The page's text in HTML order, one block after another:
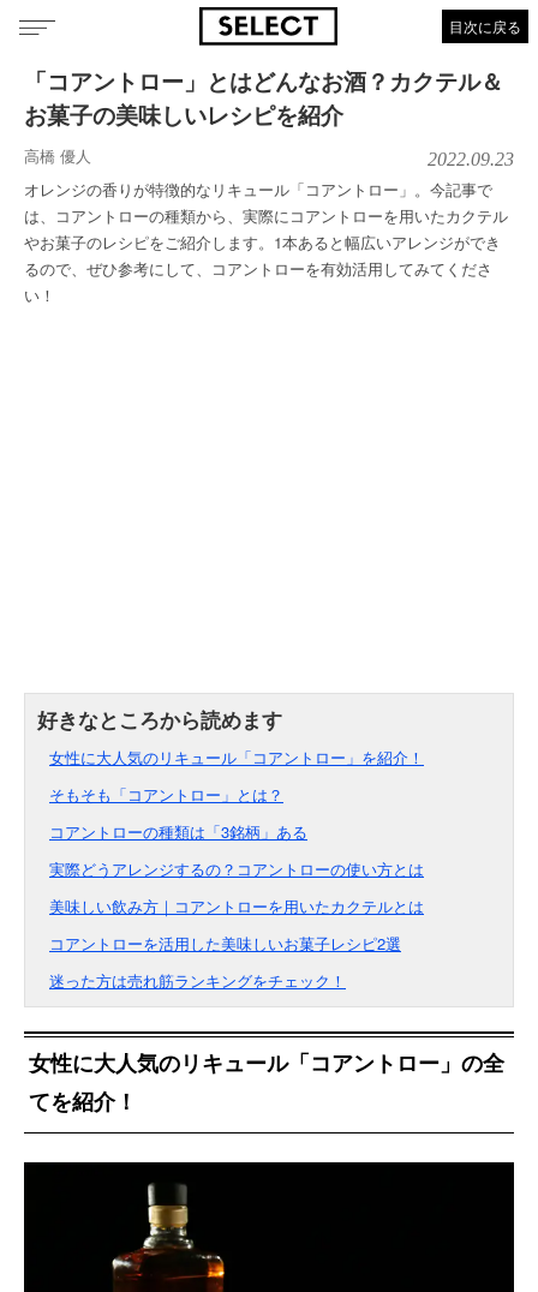
目次に戻る
「コアントロー」とはどんなお酒？カクテル＆
お菓子の美味しいレシピを紹介
高橋 優人 2022.09.23
オレンジの香りが特徴的なリキュール「コアントロー」。今記事で
は、コアントローの種類から、実際にコアントローを用いたカクテル
やお菓子のレシピをご紹介します。1本あると幅広いアレンジができ
るので、ぜひ参考にして、コアントローを有効活用してみてくださ
い！
女性に大人気のリキュール「コアントロー」を紹介！
そもそも「コアントロー」とは？
コアントローの種類は「3銘柄」ある
実際どうアレンジするの？コアントローの使い方とは
美味しい飲み方｜コアントローを用いたカクテルとは
コアントローを活用した美味しいお菓子レシピ2選
迷った方は売れ筋ランキングをチェック！
女性に大人気のリキュール「コアントロー」の全
てを紹介！